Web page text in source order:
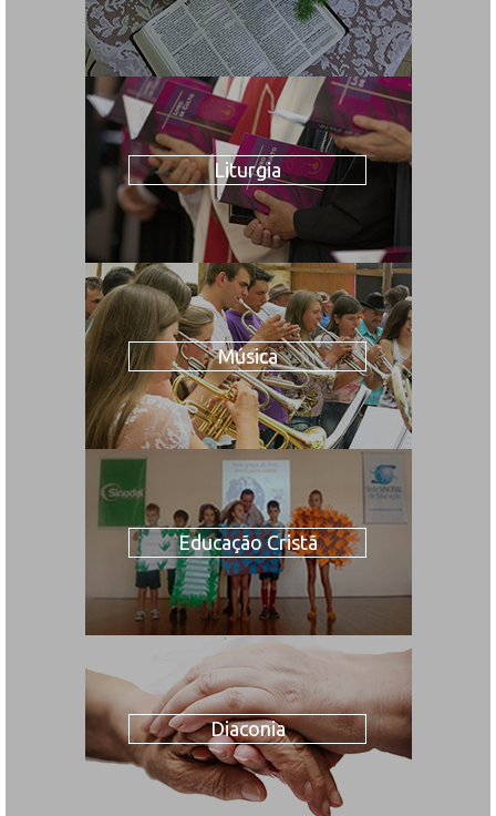
Liturgia
Música
Educação Cristã
Diaconia